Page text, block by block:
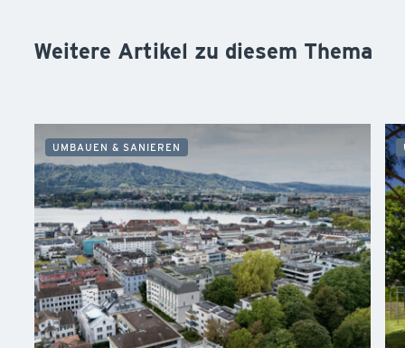
Weitere Artikel zu diesem Thema
UMBAUEN & SANIEREN